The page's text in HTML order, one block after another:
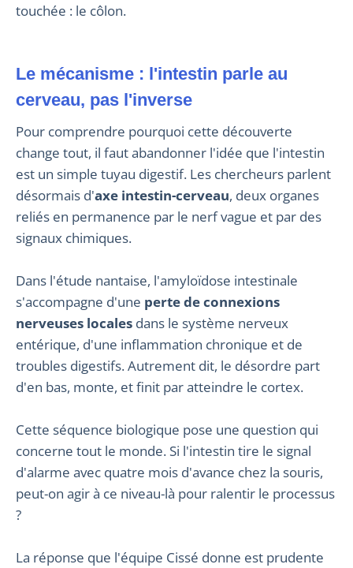
touchée : le côlon.
Le mécanisme : l'intestin parle au
cerveau, pas l'inverse
Pour comprendre pourquoi cette découverte
change tout, il faut abandonner l'idée que l'intestin
est un simple tuyau digestif. Les chercheurs parlent
désormais d'axe intestin-cerveau, deux organes
reliés en permanence par le nerf vague et par des
signaux chimiques.
Dans l'étude nantaise, l'amyloïdose intestinale
s'accompagne d'une perte de connexions
nerveuses locales dans le système nerveux
entérique, d'une inflammation chronique et de
troubles digestifs. Autrement dit, le désordre part
d'en bas, monte, et finit par atteindre le cortex.
Cette séquence biologique pose une question qui
concerne tout le monde. Si l'intestin tire le signal
d'alarme avec quatre mois d'avance chez la souris,
peut-on agir à ce niveau-là pour ralentir le processus
?
La réponse que l'équipe Cissé donne est prudente